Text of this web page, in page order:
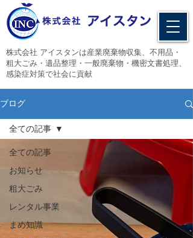
​株式会社 アイスタンは産業廃棄物収集、不用品・
粗大ごみ・遺品整理・一般廃棄物・機密文書処理、
感染症対策で社会に貢献
ブログ
全ての記事
お知らせ
粗大ごみ
レンタル事業
まめ知識
全ての記事